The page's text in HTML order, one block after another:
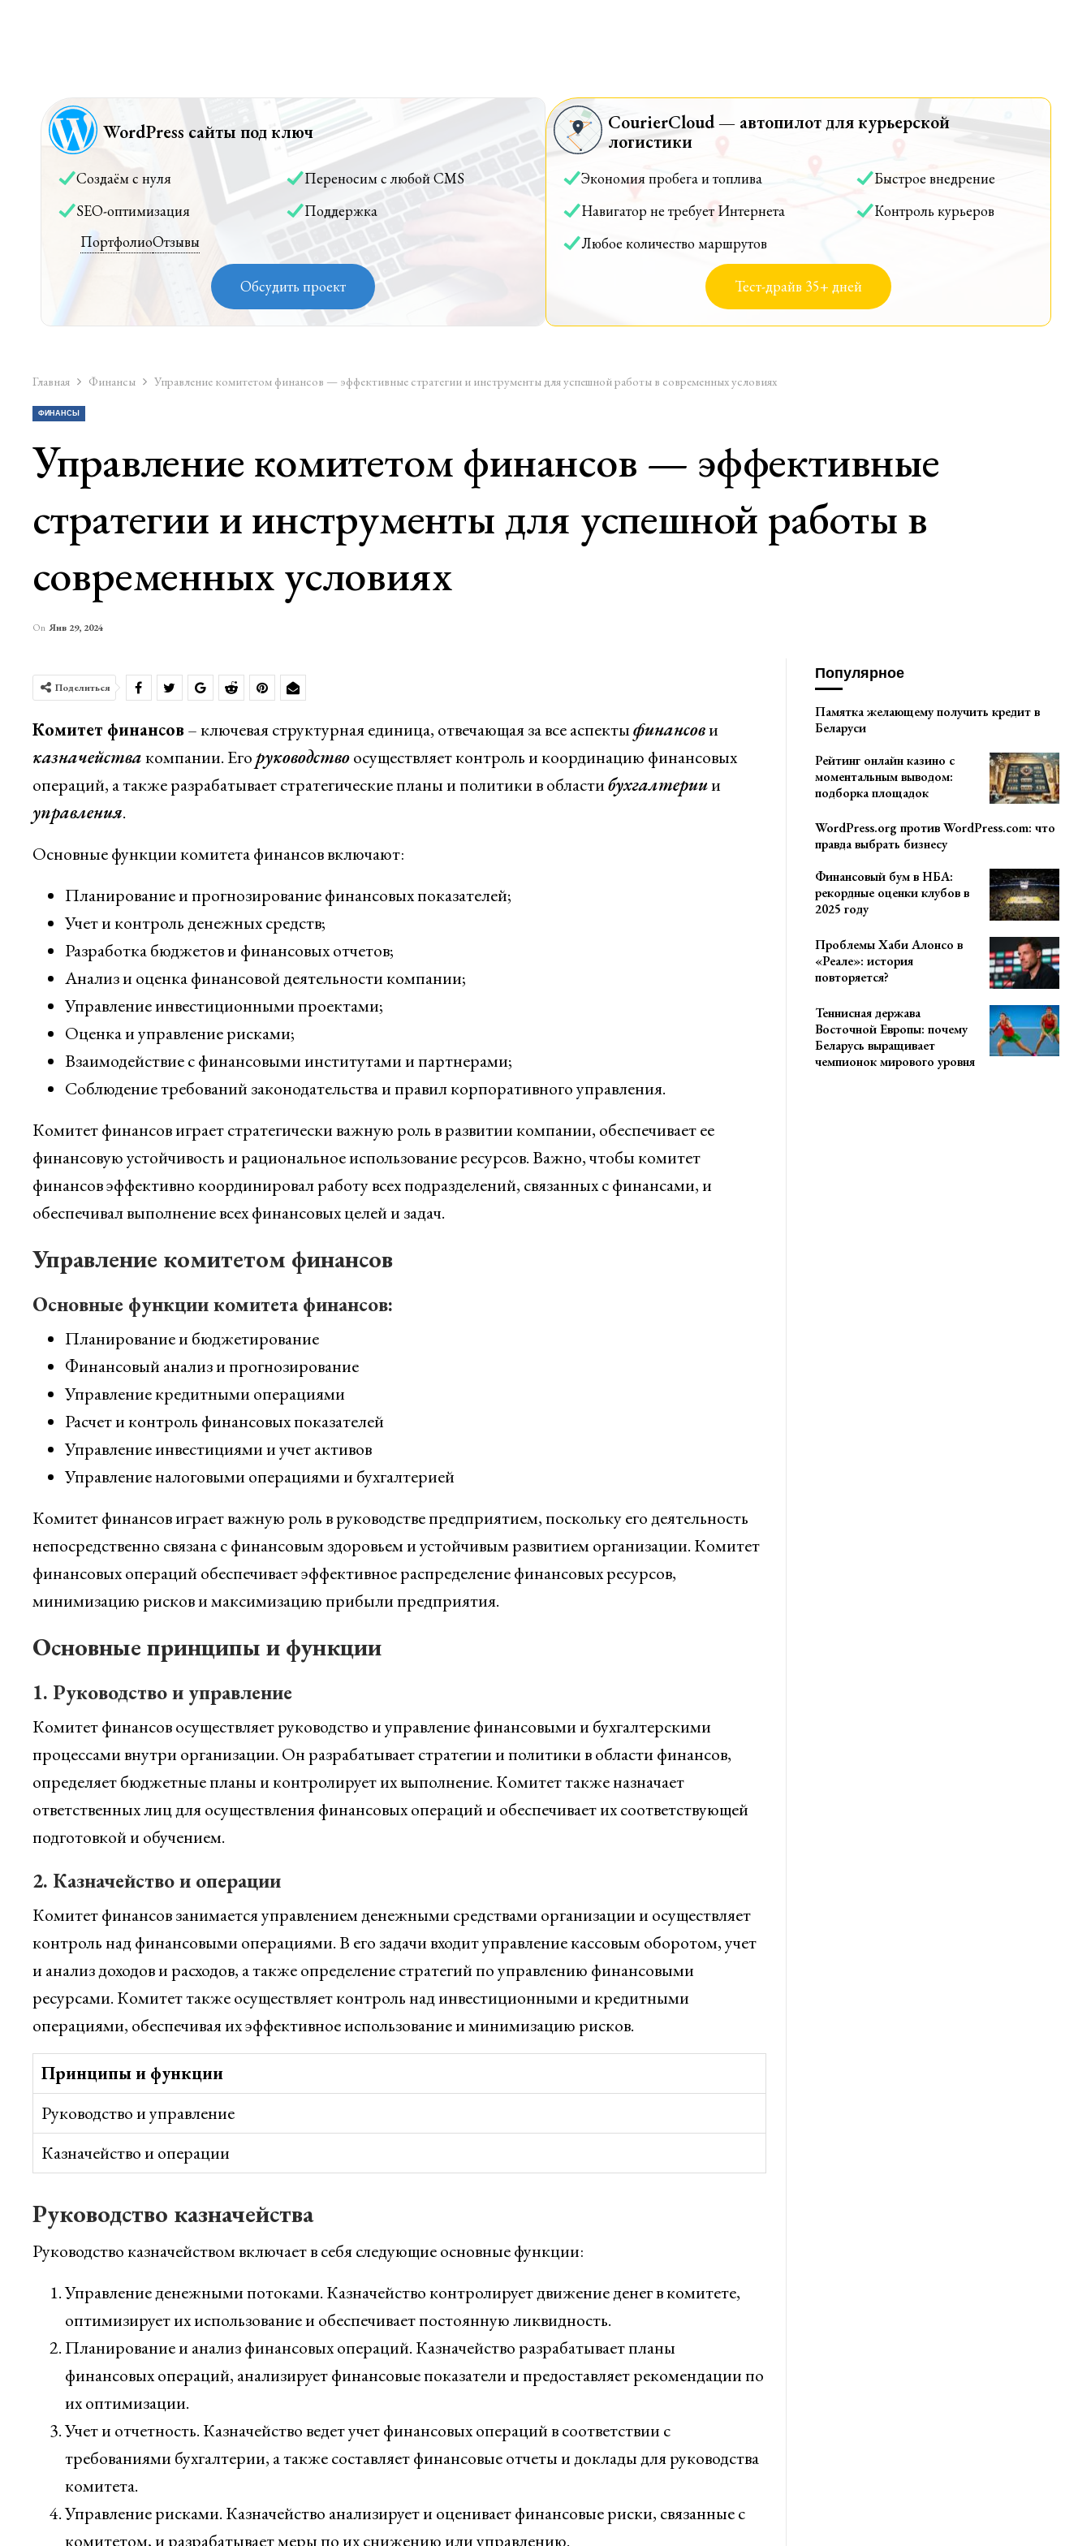
WordPress сайты под ключ
Создаём с нуля
Переносим с любой CMS
SEO-оптимизация
Поддержка
ПортфолиоОтзывы
Обсудить проект
CourierCloud — автопилот для курьерской
логистики
Экономия пробега и топлива
Быстрое внедрение
Навигатор не требует Интернета
Контроль курьеров
Любое количество маршрутов
Тест-драйв 35+ дней
Главная Финансы Управление комитетом финансов — эффективные стратегии и инструменты для успешной работы в современных условиях
ФИНАНСЫ
Управление комитетом финансов — эффективные
стратегии и инструменты для успешной работы в
современных условиях
On Янв 29, 2024
Поделиться
Комитет финансов – ключевая структурная единица, отвечающая за все аспектыфинансови
казначействакомпании. Егоруководствоосуществляет контроль и координацию финансовых
операций, а также разрабатывает стратегические планы и политики в областибухгалтериии
управления.
Основные функции комитета финансов включают:
Планирование и прогнозирование финансовых показателей;
Учет и контроль денежных средств;
Разработка бюджетов и финансовых отчетов;
Анализ и оценка финансовой деятельности компании;
Управление инвестиционными проектами;
Оценка и управление рисками;
Взаимодействие с финансовыми институтами и партнерами;
Соблюдение требований законодательства и правил корпоративного управления.
Комитет финансов играет стратегически важную роль в развитии компании, обеспечивает ее
финансовую устойчивость и рациональное использование ресурсов. Важно, чтобы комитет
финансов эффективно координировал работу всех подразделений, связанных с финансами, и
обеспечивал выполнение всех финансовых целей и задач.
Управление комитетом финансов
Основные функции комитета финансов:
Планирование и бюджетирование
Финансовый анализ и прогнозирование
Управление кредитными операциями
Расчет и контроль финансовых показателей
Управление инвестициями и учет активов
Управление налоговыми операциями и бухгалтерией
Комитет финансов играет важную роль в руководстве предприятием, поскольку его деятельность
непосредственно связана с финансовым здоровьем и устойчивым развитием организации. Комитет
финансовых операций обеспечивает эффективное распределение финансовых ресурсов,
минимизацию рисков и максимизацию прибыли предприятия.
Основные принципы и функции
1. Руководство и управление
Комитет финансов осуществляет руководство и управление финансовыми и бухгалтерскими
процессами внутри организации. Он разрабатывает стратегии и политики в области финансов,
определяет бюджетные планы и контролирует их выполнение. Комитет также назначает
ответственных лиц для осуществления финансовых операций и обеспечивает их соответствующей
подготовкой и обучением.
2. Казначейство и операции
Комитет финансов занимается управлением денежными средствами организации и осуществляет
контроль над финансовыми операциями. В его задачи входит управление кассовым оборотом, учет
и анализ доходов и расходов, а также определение стратегий по управлению финансовыми
ресурсами. Комитет также осуществляет контроль над инвестиционными и кредитными
операциями, обеспечивая их эффективное использование и минимизацию рисков.
Принципы и функции
Руководство и управление
Казначейство и операции
Руководство казначейства
Руководство казначейством включает в себя следующие основные функции:
Управление денежными потоками. Казначейство контролирует движение денег в комитете,
оптимизирует их использование и обеспечивает постоянную ликвидность.
Планирование и анализ финансовых операций. Казначейство разрабатывает планы
финансовых операций, анализирует финансовые показатели и предоставляет рекомендации по
их оптимизации.
Учет и отчетность. Казначейство ведет учет финансовых операций в соответствии с
требованиями бухгалтерии, а также составляет финансовые отчеты и доклады для руководства
комитета.
Управление рисками. Казначейство анализирует и оценивает финансовые риски, связанные с
комитетом, и разрабатывает меры по их снижению или управлению.
Популярное
Памятка желающему получить кредит в
Беларуси
Рейтинг онлайн казино с
моментальным выводом:
подборка площадок
WordPress.org против WordPress.com: что
правда выбрать бизнесу
Финансовый бум в НБА:
рекордные оценки клубов в
2025 году
Проблемы Хаби Алонсо в
«Реале»: история
повторяется?
Теннисная держава
Восточной Европы: почему
Беларусь выращивает
чемпионок мирового уровня